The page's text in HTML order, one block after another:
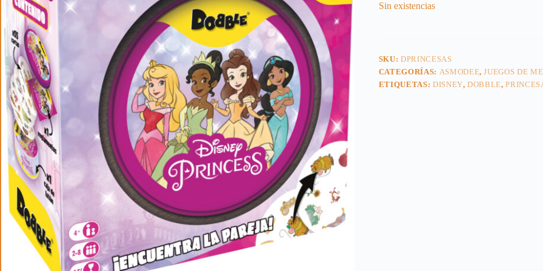
Sin existencias
SKU:DPRINCESAS
CATEGORÍAS: ASMODEE,JUEGOS DE
ETIQUETAS: DISNEY,DOBBLE,